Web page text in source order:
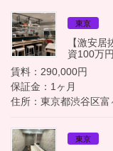
東京
【激安
資100万
賃料：290,000円
保証金：1ヶ月
住所：東京都渋谷区富
東京